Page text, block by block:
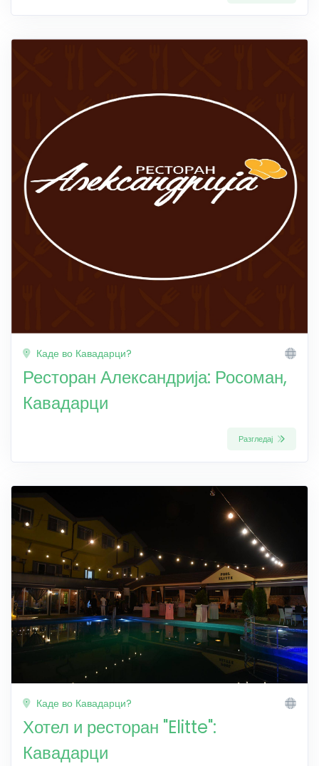
Каде во Кавадарци?
Ресторан Александрија: Росоман,
Кавадарци
Разгледај
Каде во Кавадарци?
Хотел и ресторан "Elitte":
Кавадарци